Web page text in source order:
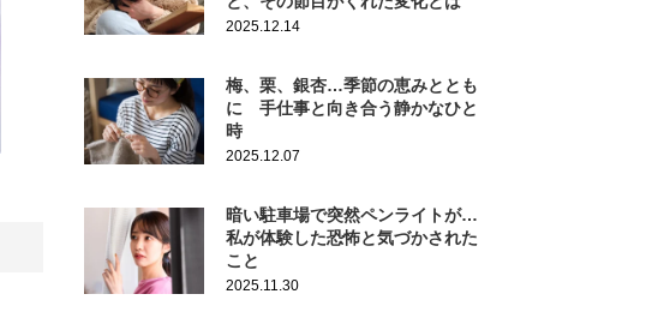
2025.12.14
梅、栗、銀杏…季節の恵みととも
に 手仕事と向き合う静かなひと
時
2025.12.07
暗い駐車場で突然ペンライトが…
私が体験した恐怖と気づかされた
こと
2025.11.30